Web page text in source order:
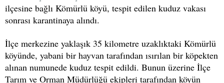
ilçesine bağlı Kömürlü köyü, tespit edilen kuduz vakası
sonrası karantinaya alındı.
İlçe merkezine yaklaşık 35 kilometre uzaklıktaki Kömürlü
köyünde, yabani bir hayvan tarafından ısırılan bir köpekten
alınan numunede kuduz tespit edildi. Bunun üzerine İlçe
Tarım ve Orman Müdürlüğü ekipleri tarafından köyün